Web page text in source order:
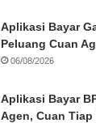
Aplikasi Bayar
Peluang Cuan
06/08/2026
Aplikasi Bayar
Agen, Cuan Tiap